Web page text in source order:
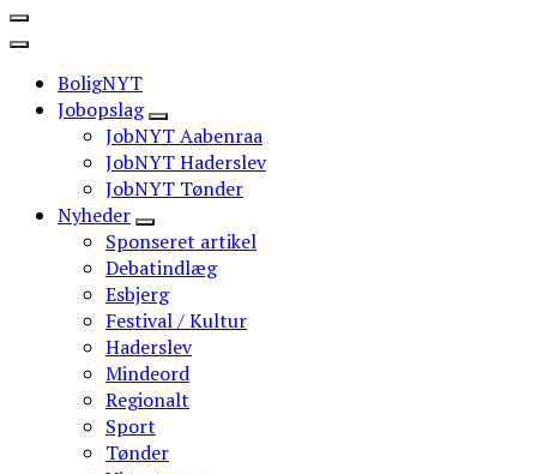
BoligNYT
Jobopslag
JobNYT Aabenraa
JobNYT Haderslev
JobNYT Tønder
Nyheder
Sponseret artikel
Debatindlæg
Esbjerg
Festival / Kultur
Haderslev
Mindeord
Regionalt
Sport
Tønder